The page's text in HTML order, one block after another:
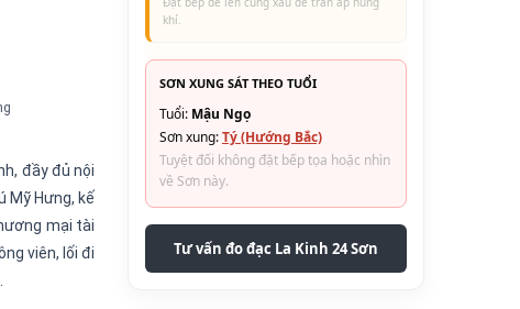
đầy đủ nội
Mỹ Hưng, kế
mại tài
viên, lối đi
khí.
SƠN XUNG SÁT THEO TUỔI
Tuổi: Mậu Ngọ
Sơn xung:Tý (Hướng Bắc)
Tuyệt đối không đặt bếp tọa hoặc nhìn
về Sơn này.
Tư vấn đo đạc La Kinh 24 Sơn